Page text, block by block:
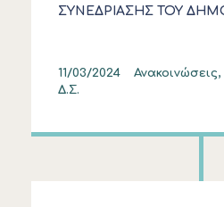
ΣΥΝΕΔΡΙΑΣΗΣ ΤΟΥ
11/03/2024
Δ.Σ.